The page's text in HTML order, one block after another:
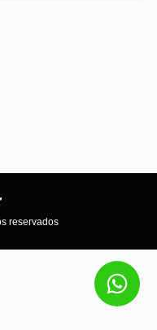
reservados